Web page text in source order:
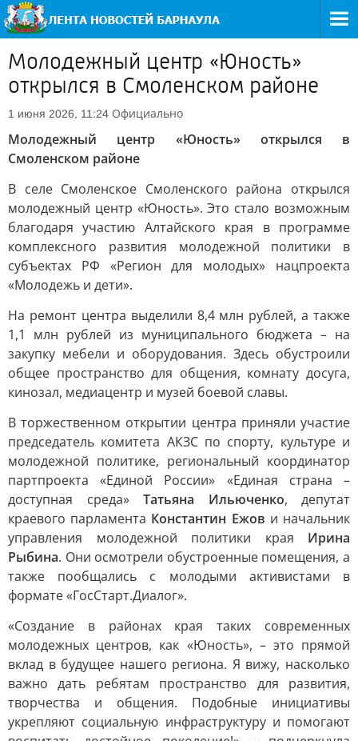
Молодежный центр «Юность»
открылся в Смоленском районе
1 июня 2026, 11:24 Официально
Молодежный центр «Юность» открылся в
Смоленском районе
В селе Смоленское Смоленского района открылся
молодежный центр «Юность». Это стало возможным
благодаря участию Алтайского края в программе
комплексного развития молодежной политики в
субъектах РФ «Регион для молодых» нацпроекта
«Молодежь и дети».
На ремонт центра выделили 8,4 млн рублей, а также
1,1 млн рублей из муниципального бюджета – на
закупку мебели и оборудования. Здесь обустроили
общее пространство для общения, комнату досуга,
кинозал, медиацентр и музей боевой славы.
В торжественном открытии центра приняли участие
председатель комитета АКЗС по спорту, культуре и
молодежной политике, региональный координатор
партпроекта «Единой России» «Единая страна –
доступная среда» Татьяна Ильюченко, депутат
краевого парламента Константин Ежов и начальник
управления молодежной политики края Ирина
Рыбина. Они осмотрели обустроенные помещения, а
также пообщались с молодыми активистами в
формате «ГосСтарт.Диалог».
«Создание в районах края таких современных
молодежных центров, как «Юность», – это прямой
вклад в будущее нашего региона. Я вижу, насколько
важно дать ребятам пространство для развития,
творчества и общения. Подобные инициативы
укрепляют социальную инфраструктуру и помогают